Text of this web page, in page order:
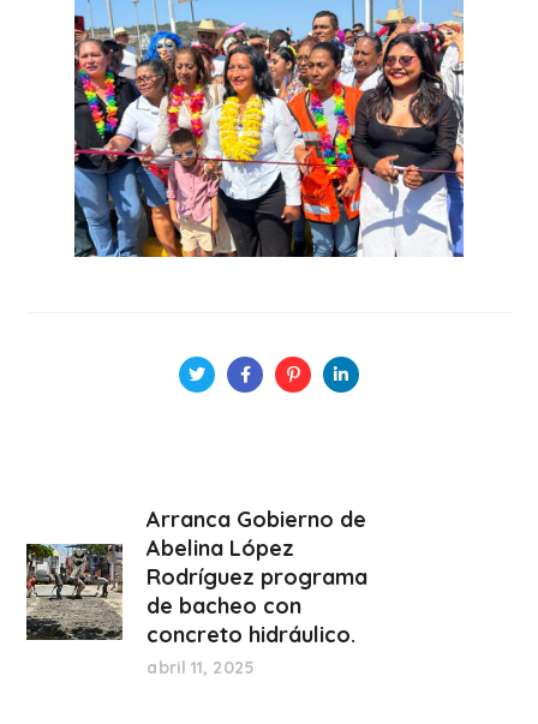
Arranca Gobierno de
Abelina López
Rodríguez programa
de bacheo con
concreto hidráulico.
abril 11, 2025